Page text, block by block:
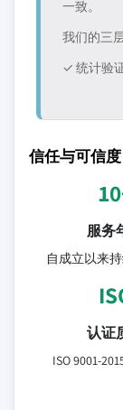
一致。
我们的三
✓ 统计验
信任与可信度
服务
自成立以来
认证
ISO 9001-